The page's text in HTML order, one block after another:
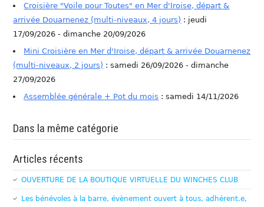
Croisière "Voile pour Toutes" en Mer d'Iroise, départ &
arrivée Douarnenez (multi-niveaux, 4 jours) : jeudi
17/09/2026 - dimanche 20/09/2026
Mini Croisière en Mer d'Iroise, départ & arrivée Douarnenez
(multi-niveaux, 2 jours) : samedi 26/09/2026 - dimanche
27/09/2026
Assemblée générale + Pot du mois : samedi 14/11/2026
Dans la même catégorie
Articles récents
OUVERTURE DE LA BOUTIQUE VIRTUELLE DU WINCHES CLUB
Les bénévoles à la barre, évènement ouvert à tous, adhérent.e,